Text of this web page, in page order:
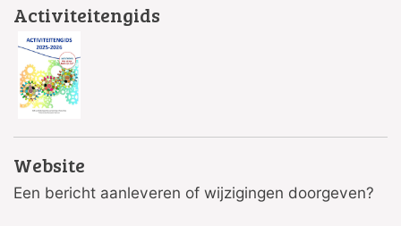
Activiteitengids
Website
Een bericht aanleveren of wijzigingen doorgeven?